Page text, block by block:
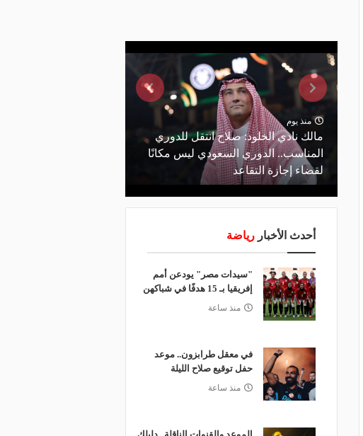
منذ يوم
مالك نادي الخلود: صلاح انتقل للدوري
المناسب.. الدوري السعودي ليس مكانًا
لقضاء إجازة التقاعد
أحدث الأخبار رياضة
"سيدات مصر" يودعن أمم
إفريقيا بـ 15 هدفًا في شباكهن
منذ ساعة
في معقل طرابزون.. موعد
حفل توقيع صلاح الليلة
منذ ساعة